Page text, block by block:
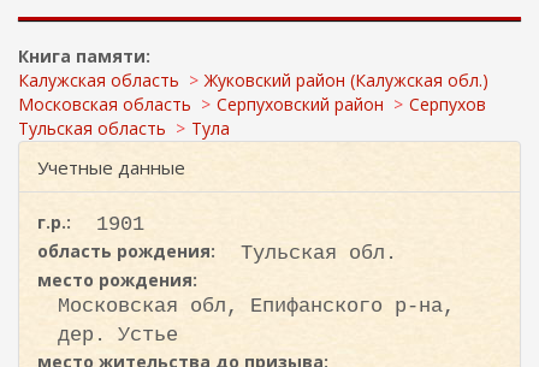
и
с
к
а
Книга памяти:
Калужская область
Жуковский район (Калужская обл.)
Московская область
Серпуховский район
Серпухов
Тульская область
Тула
Учетные данные
г.р.:
1901
область рождения:
Тульская обл.
место рождения:
Московская обл, Епифанского р-на,
дер. Устье
место жительства до призыва: